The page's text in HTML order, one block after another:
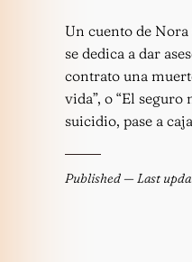
Un cuento de
se dedica a dar
contrato una
vida”, o “El
suicidio, pase a
Published— Last